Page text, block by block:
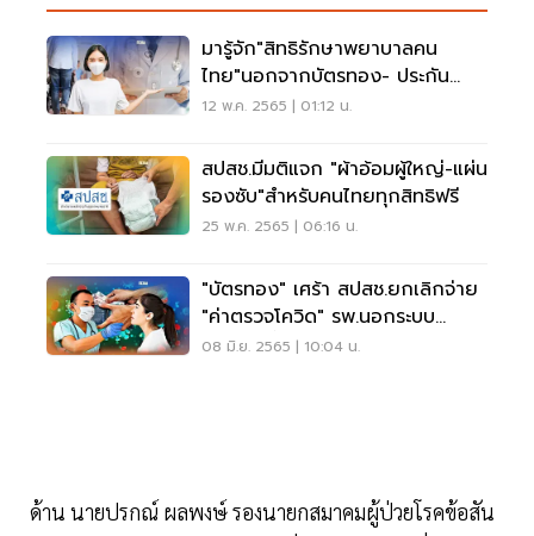
มารู้จัก"สิทธิรักษาพยาบาลคน
ไทย"นอกจากบัตรทอง- ประกัน
สังคม- ขรก. มีอะไรอีก
12 พ.ค. 2565 | 01:12 น.
สปสช.มีมติแจก "ผ้าอ้อมผู้ใหญ่-แผ่น
รองซับ"สำหรับคนไทยทุกสิทธิฟรี
25 พ.ค. 2565 | 06:16 น.
"บัตรทอง" เศร้า สปสช.ยกเลิกจ่าย
"ค่าตรวจโควิด" รพ.นอกระบบ
เริ่ม1ก.ค.นี้
08 มิ.ย. 2565 | 10:04 น.
ด้าน นายปรกณ์ ผลพงษ์ รองนายกสมาคมผู้ป่วยโรคข้อสัน